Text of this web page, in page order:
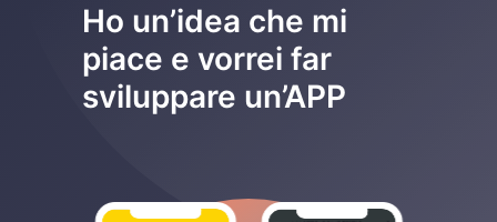
Ho un’idea che mi
piace e vorrei far
sviluppare un’APP